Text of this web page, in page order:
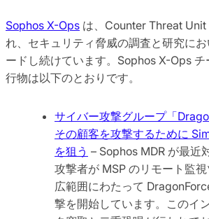
Sophos X-Ops は、Counter Threat Unit
れ、セキュリティ脅威の調査と研究に
ードし続けています。Sophos X-Ops
行物は以下のとおりです。
サイバー攻撃グループ「
その顧客を攻撃するために
を狙う – Sophos MDR が最近
攻撃者が MSP のリモート監視
広範囲にわたって
撃を開始しています。このイ